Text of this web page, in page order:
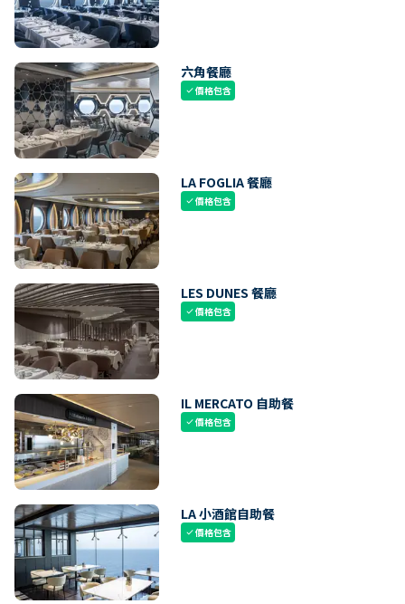
六角餐廳
check價格包含
LA FOGLIA 餐廳
check價格包含
LES DUNES 餐廳
check價格包含
IL MERCATO 自助餐
check價格包含
LA 小酒館自助餐
check價格包含